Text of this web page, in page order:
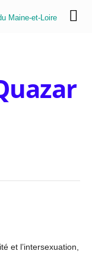
et l’intersexuation,